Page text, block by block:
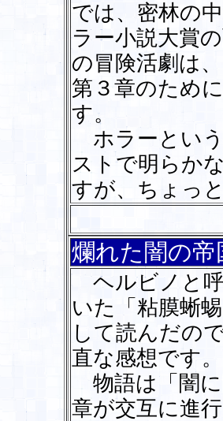
では、密林の
ラー小説大賞
の冒険活劇は
第３章のため
す。
ホラーとい
ストで明らか
すが、ちょっ
爛れた闇の帝
ヘルビノと呼
いた「粘膜蜥
して読んだの
直な感想です。
物語は「闇に
章が交互に進